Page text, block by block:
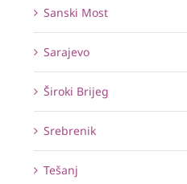
Sanski Most
Sarajevo
Široki Brijeg
Srebrenik
Tešanj